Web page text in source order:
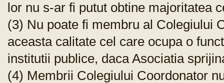
lor nu s-ar fi putut obtine majoritatea
(3) Nu poate fi membru al Colegiului
aceasta calitate cel care ocupa o
institutii publice, daca Asociatia
(4) Membrii Colegiului Coordonator